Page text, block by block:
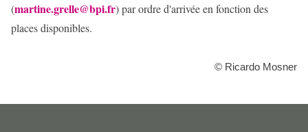
(martine.grelle@bpi.fr) par ordre d'arrivée en fonction des
places disponibles.
© Ricardo Mosner